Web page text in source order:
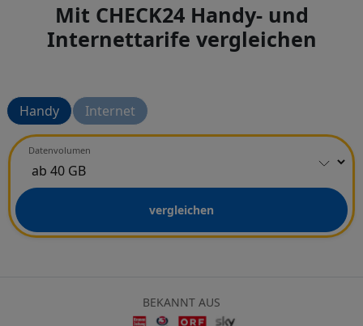
Mit CHECK24 Handy- und
Internettarife vergleichen
Handy Internet
Datenvolumen
vergleichen
BEKANNT AUS